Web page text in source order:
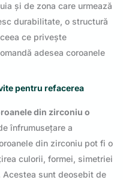
și de zona care urmează
durabilitate, o structură
ce privește
adesea coroanele
pentru refacerea
din zirconiu o
înfrumusețare a
din zirconiu pot fi o
culorii, formei, simetriei
Acestea sunt deosebit de